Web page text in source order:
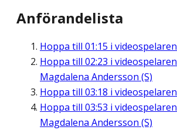
Anförandelista
Hoppa till 01:15 i videospelaren
Hoppa till 02:23 i videospelaren
Magdalena Andersson (S)
Hoppa till 03:18 i videospelaren
Hoppa till 03:53 i videospelaren
Magdalena Andersson (S)